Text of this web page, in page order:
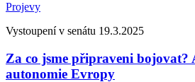
Projevy
Vystoupení v senátu 19.3.2025
Za co jsme připraveni bojovat?
autonomie Evropy